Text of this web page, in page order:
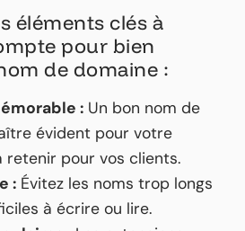
éléments clés à
pour bien
de domaine :
: Un bon nom de
évident pour votre
pour vos clients.
: Évitez les noms trop longs
à écrire ou lire.